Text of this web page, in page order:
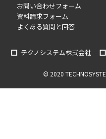
お問い合わせフォーム
資料請求フォーム
よくある質問と回答
テクノシステム株式会社
© 2020